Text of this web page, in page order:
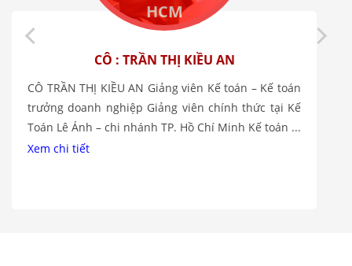
HCM
CÔ : TRẦN THỊ KIỀU AN
CÔ TRẦN THỊ KIỀU AN Giảng viên Kế toán – Kế toán
trưởng doanh nghiệp Giảng viên chính thức tại Kế
Toán Lê Ánh – chi nhánh TP. Hồ Chí Minh Kế toán ...
Xem chi tiết